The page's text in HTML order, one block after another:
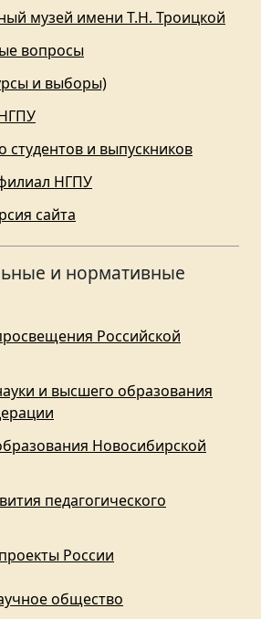
музей имени Т.Н. Троицкой
вопросы
и выборы)
студентов и выпускников
НГПУ
сайта
и нормативные
Российской
и высшего образования
Новосибирской
педагогического
России
общество